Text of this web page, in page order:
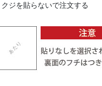
クジを貼らないで注文する